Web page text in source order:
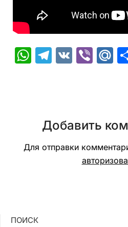
WhatsApp
Telegram
VK
Добавить
Для отправки
ПОИСК